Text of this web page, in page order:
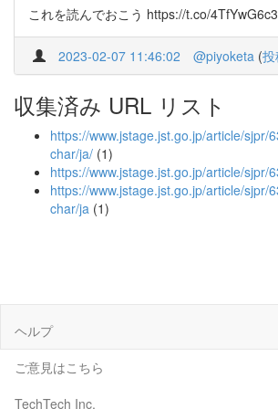
これを読んでおこう https://t.co/
2023-02-07 11:46:02 @piyoketa (
収集済み URL リスト
https://www.jstage.jst.go.jp/article/sjpr/
char/ja/ (1)
https://www.jstage.jst.go.jp/article/sjpr/
https://www.jstage.jst.go.jp/article/sjpr/
char/ja (1)
ヘルプ
ご意見はこちら
TechTech Inc.